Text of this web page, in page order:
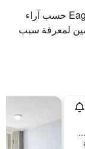
بعض من أفضل خيارات فنادق Eagle Street Pier حسب آراء
لمعرفة سبب
161 Grey Street, بريسبان, QLD, أستراليا